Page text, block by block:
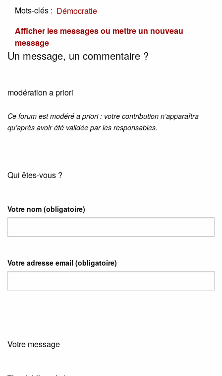
Mots-clés : Démocratie
Afficher les messages ou mettre un nouveau
message
Un message, un commentaire ?
modération a priori
Ce forum est modéré a priori : votre contribution n’apparaîtra
qu’après avoir été validée par les responsables.
Qui êtes-vous ?
Votre nom (obligatoire)
Votre adresse email (obligatoire)
Votre message